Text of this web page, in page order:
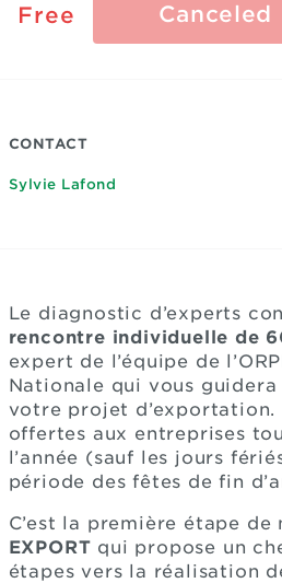
Free Canceled
CONTACT
Sylvie Lafond
Le diagnostic d’experts
rencontre individuelle de
expert de l’équipe de
Nationale qui vous
votre projet d’exportation.
offertes aux entreprises
l’année (sauf les jours
période des fêtes de fin
C’est la première étape de
EXPORT qui propose un
étapes vers la réalisation